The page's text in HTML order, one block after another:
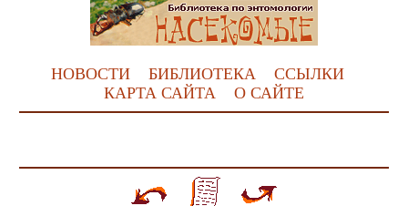
НОВОСТИ БИБЛИОТЕКА
ССЫЛКИ
КАРТА САЙТА
О САЙТЕ